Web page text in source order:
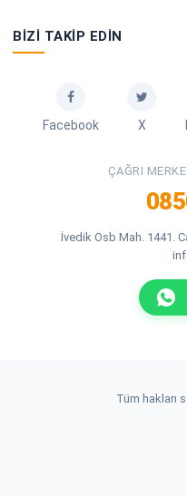
BIZI TAKIP EDIN
Facebook X
ÇAĞRI
İvedik Osb Mah. 1441.
Tüm hakları